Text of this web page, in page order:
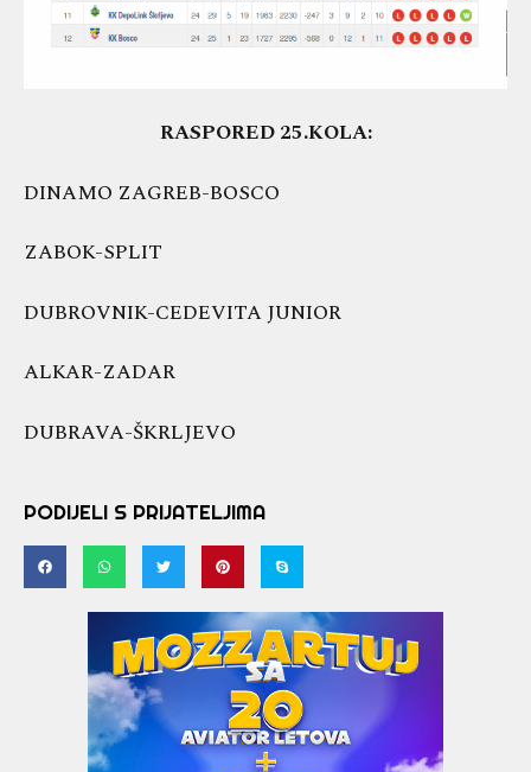
RASPORED 25.KOLA:
DINAMO ZAGREB-BOSCO
ZABOK-SPLIT
DUBROVNIK-CEDEVITA JUNIOR
ALKAR-ZADAR
DUBRAVA-ŠKRLJEVO
PODIJELI S PRIJATELJIMA